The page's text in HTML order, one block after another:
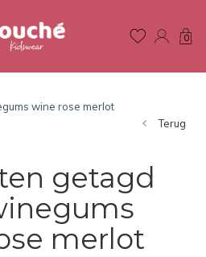
0
wine rose merlot
Terug
getagd
merlot